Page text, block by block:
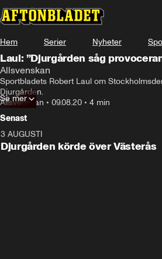
Hem Serier Nyheter
Laul: ”Djurgården såg
Allsvenskan
Sportbladets Robert Laul om
Djurgården.
Allsvenskan • 09.08.20 • 4 min
Se mer
Senast
3 AUGUSTI
Djurgården körde över Västerås